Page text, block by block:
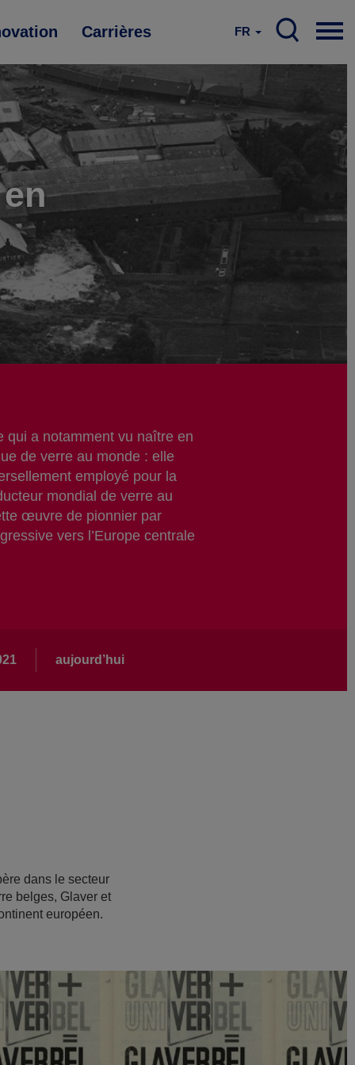
Carrières FR
qui a notamment vu naître en
de verre au monde : elle
employé pour la
mondial de verre au
œuvre de pionnier par
vers l’Europe centrale
aujourd’hui
dans le secteur
belges, Glaver et
européen.